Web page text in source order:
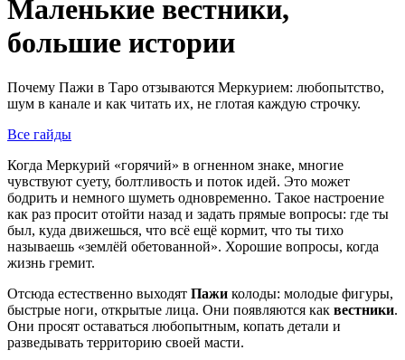
Маленькие вестники,
большие истории
Почему Пажи в Таро отзываются Меркурием: любопытство,
шум в канале и как читать их, не глотая каждую строчку.
Все гайды
Когда Меркурий «горячий» в огненном знаке, многие
чувствуют суету, болтливость и поток идей. Это может
бодрить и немного шуметь одновременно. Такое настроение
как раз просит отойти назад и задать прямые вопросы: где ты
был, куда движешься, что всё ещё кормит, что ты тихо
называешь «землёй обетованной». Хорошие вопросы, когда
жизнь гремит.
Отсюда естественно выходят Пажи колоды: молодые фигуры,
быстрые ноги, открытые лица. Они появляются как вестники.
Они просят оставаться любопытным, копать детали и
разведывать территорию своей масти.